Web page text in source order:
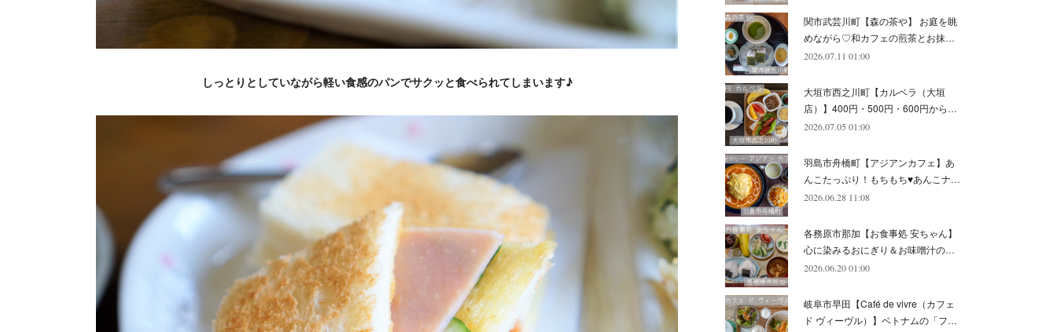
しっとりとしていながら軽い食感のパンでサクッと食べられてしまいます♪
(6)
関市武芸川町【森の茶や】 お庭を眺
めながら♡和カフェの煎茶とお抹…
2026.07.11 01:00
大垣市西之川町【カルベラ（大垣
店）】400円・500円・600円から…
2026.07.05 01:00
羽島市舟橋町【アジアンカフェ】あ
んこたっぷり！もちもち♥あんこナ…
2026.06.28 11:08
各務原市那加【お食事処 安ちゃん】
心に染みるおにぎり＆お味噌汁の…
2026.06.20 01:00
岐阜市早田【Café de vivre（カフェ
ド ヴィーヴル）】ベトナムの「フ…